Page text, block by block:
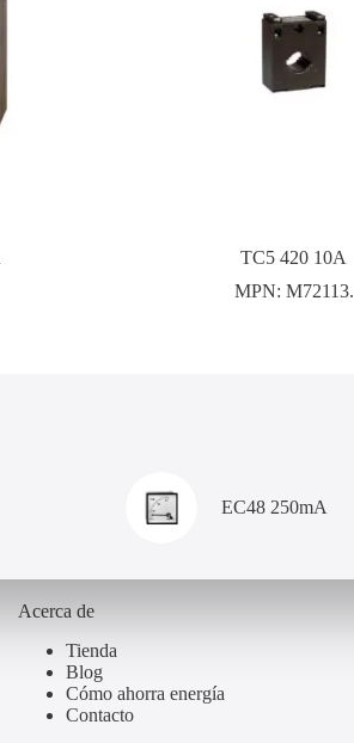
TC5 420 10A
MPN: M72113.
EC48 250mA
Acerca de
Tienda
Blog
Cómo ahorra energía
Contacto